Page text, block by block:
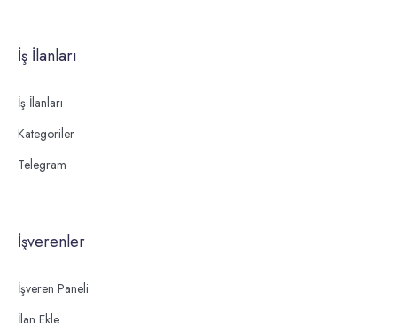
İş İlanları
İş İlanları
Kategoriler
Telegram
İşverenler
İşveren Paneli
İlan Ekle